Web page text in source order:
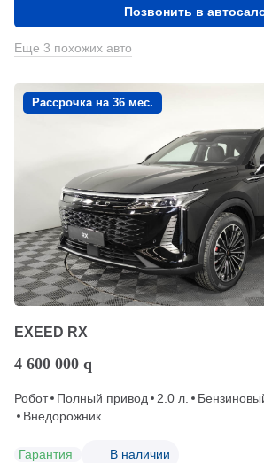
Позвонить в
Еще 3 похожих авто
Рассрочка на 36 мес.
EXEED RX
4 600 000 q
Робот Полный привод 2.0 л.
Внедорожник
Гарантия В наличии